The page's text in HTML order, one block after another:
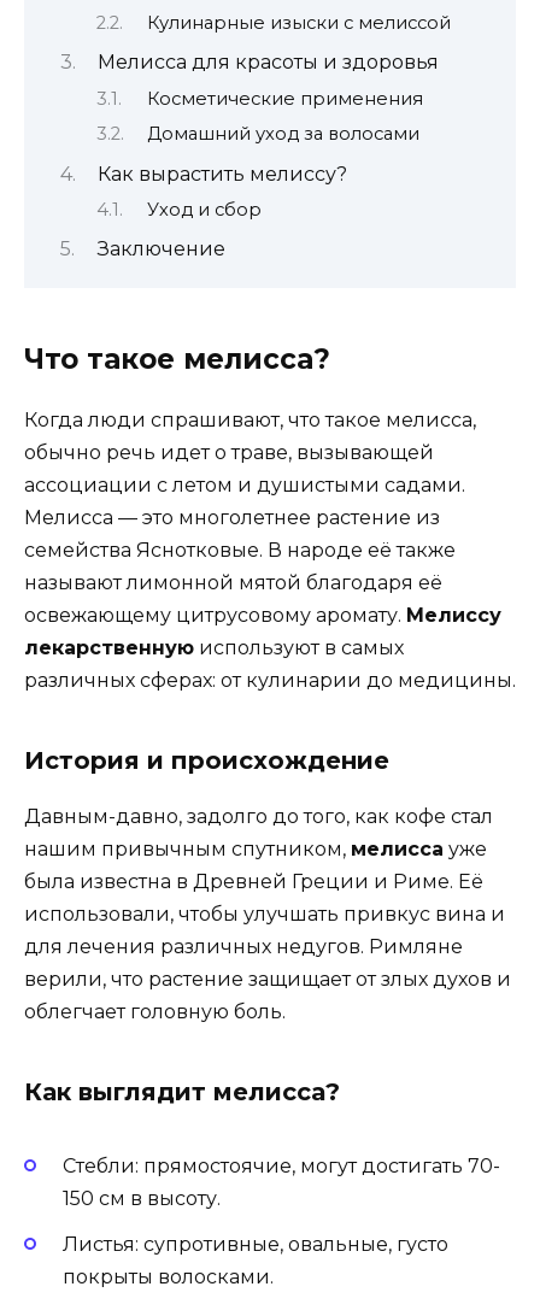
Кулинарные изыски с мелиссой
Мелисса для красоты и здоровья
Косметические применения
Домашний уход за волосами
Как вырастить мелиссу?
Уход и сбор
Заключение
Что такое мелисса?
Когда люди спрашивают, что такое мелисса,
обычно речь идет о траве, вызывающей
ассоциации с летом и душистыми садами.
Мелисса — это многолетнее растение из
семейства Яснотковые. В народе её также
называют лимонной мятой благодаря её
освежающему цитрусовому аромату. Мелиссу
лекарственную используют в самых
различных сферах: от кулинарии до медицины.
История и происхождение
Давным-давно, задолго до того, как кофе стал
нашим привычным спутником, мелисса уже
была известна в Древней Греции и Риме. Её
использовали, чтобы улучшать привкус вина и
для лечения различных недугов. Римляне
верили, что растение защищает от злых духов и
облегчает головную боль.
Как выглядит мелисса?
Стебли: прямостоячие, могут достигать 70-
150 см в высоту.
Листья: супротивные, овальные, густо
покрыты волосками.